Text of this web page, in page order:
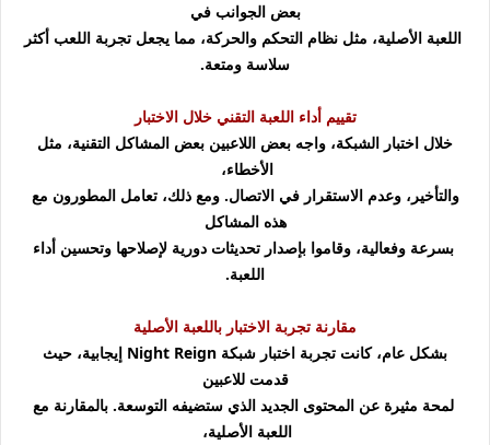
بعض الجوانب في
اللعبة الأصلية، مثل نظام التحكم والحركة، مما يجعل تجربة اللعب أكثر
سلاسة ومتعة.
تقييم أداء اللعبة التقني خلال الاختبار
خلال اختبار الشبكة، واجه بعض اللاعبين بعض المشاكل التقنية، مثل
الأخطاء،
والتأخير، وعدم الاستقرار في الاتصال. ومع ذلك، تعامل المطورون مع
هذه المشاكل
بسرعة وفعالية، وقاموا بإصدار تحديثات دورية لإصلاحها وتحسين أداء
اللعبة.
مقارنة تجربة الاختبار باللعبة الأصلية
بشكل عام، كانت تجربة اختبار شبكة Night Reign إيجابية، حيث
قدمت للاعبين
لمحة مثيرة عن المحتوى الجديد الذي ستضيفه التوسعة. بالمقارنة مع
اللعبة الأصلية،